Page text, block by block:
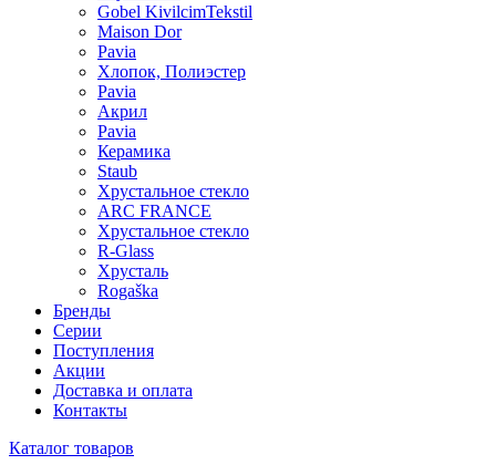
Gobel KivilcimTekstil
Maison Dor
Pavia
Хлопок, Полиэстер
Pavia
Акрил
Pavia
Керамика
Staub
Хрустальное стекло
ARC FRANCE
Хрустальное стекло
R-Glass
Хрусталь
Rogaška
Бренды
Серии
Поступления
Акции
Доставка и оплата
Контакты
Каталог товаров